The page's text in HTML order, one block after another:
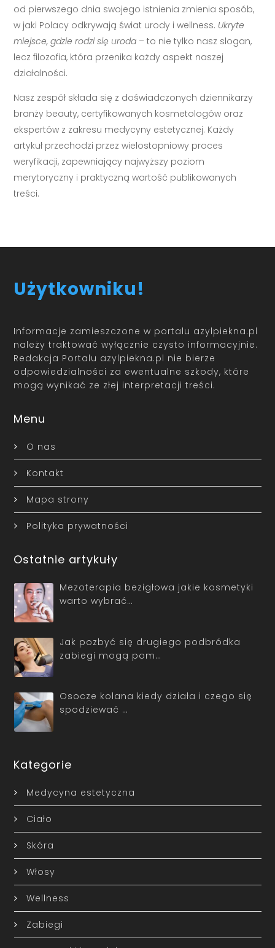
od pierwszego dnia swojego istnienia zmienia sposób,
w jaki Polacy odkrywają świat urody i wellness. Ukryte
miejsce, gdzie rodzi się uroda – to nie tylko nasz slogan,
lecz filozofia, która przenika każdy aspekt naszej
działalności.
Nasz zespół składa się z doświadczonych dziennikarzy
branży beauty, certyfikowanych kosmetologów oraz
ekspertów z zakresu medycyny estetycznej. Każdy
artykuł przechodzi przez wielostopniowy proces
weryfikacji, zapewniający najwyższy poziom
merytoryczny i praktyczną wartość publikowanych
treści.
Użytkowniku!
Informacje zamieszczone w portalu azylpiekna.pl
należy traktować wyłącznie czysto informacyjnie.
Redakcja Portalu azylpiekna.pl nie bierze
odpowiedzialności za ewentualne szkody, które
mogą wynikać ze złej interpretacji treści.
Menu
O nas
Kontakt
Mapa strony
Polityka prywatności
Ostatnie artykuły
Mezoterapia bezigłowa jakie kosmetyki
warto wybrać…
Jak pozbyć się drugiego podbródka
zabiegi mogą pom…
Osocze kolana kiedy działa i czego się
spodziewać …
Kategorie
Medycyna estetyczna
Ciało
Skóra
Włosy
Wellness
Zabiegi